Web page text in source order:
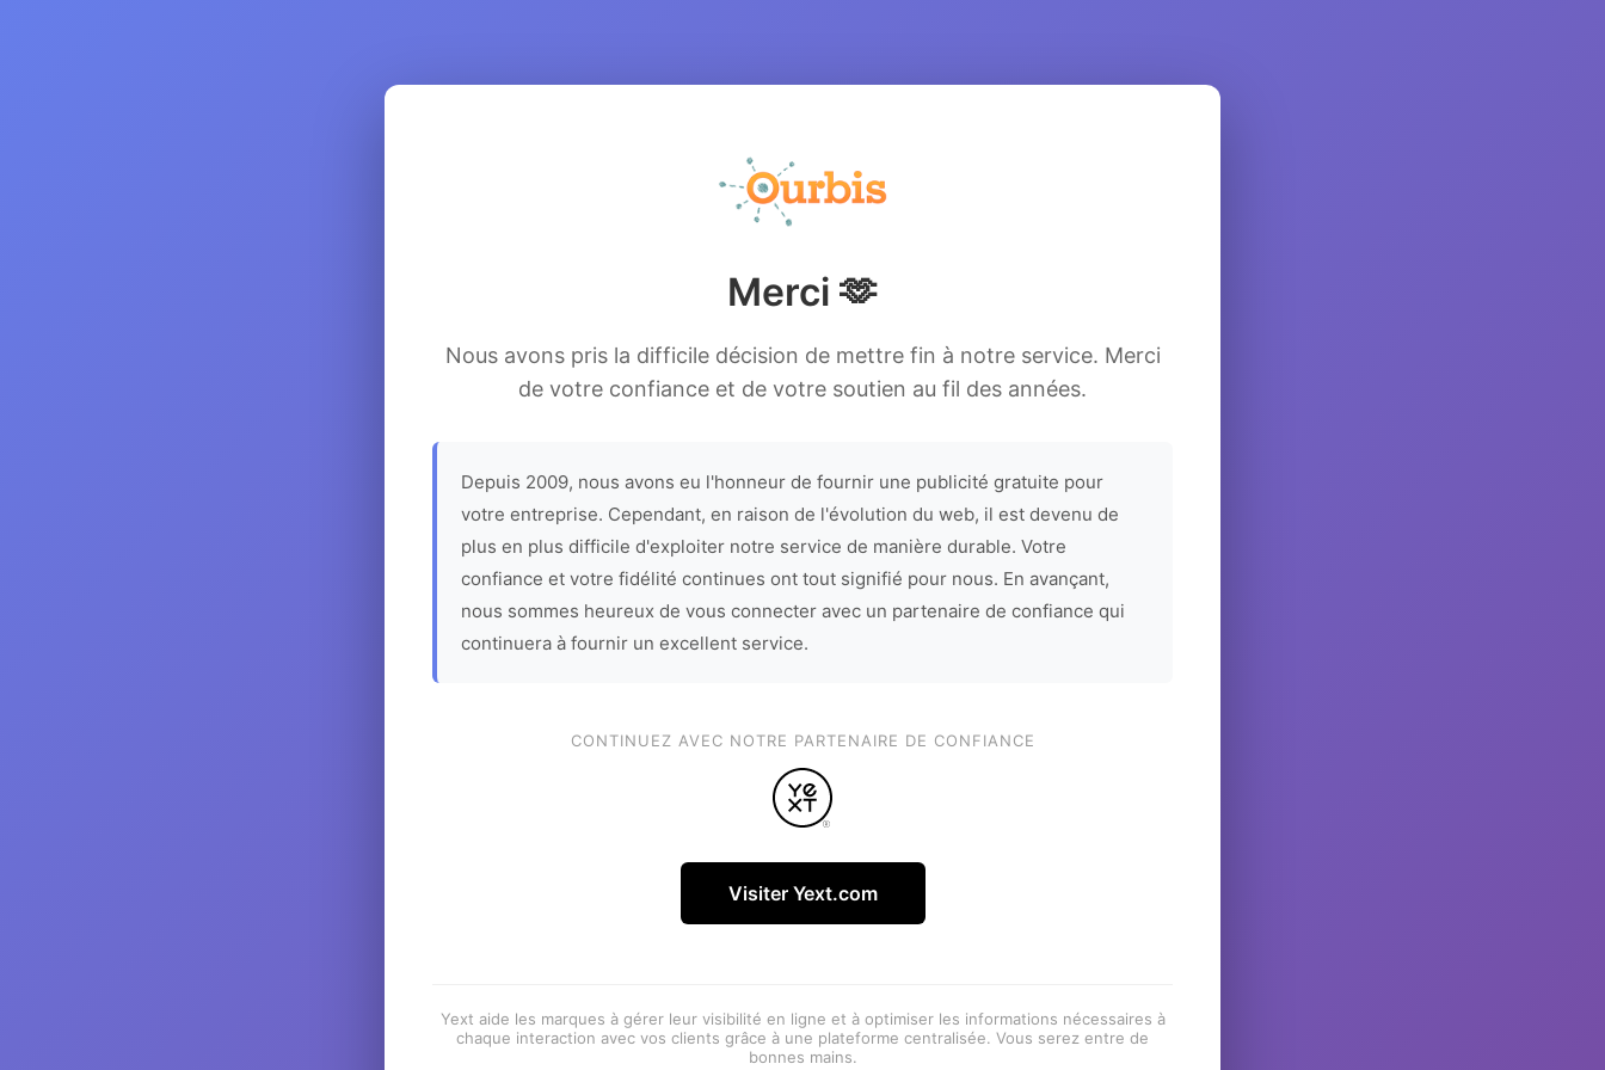
Merci 🫶
Nous avons pris la difficile décision de mettre fin à notre service. Merci
de votre confiance et de votre soutien au fil des années.
Depuis 2009, nous avons eu l'honneur de fournir une publicité gratuite pour
votre entreprise. Cependant, en raison de l'évolution du web, il est devenu de
plus en plus difficile d'exploiter notre service de manière durable. Votre
confiance et votre fidélité continues ont tout signifié pour nous. En avançant,
nous sommes heureux de vous connecter avec un partenaire de confiance qui
continuera à fournir un excellent service.
CONTINUEZ AVEC NOTRE PARTENAIRE DE CONFIANCE
Visiter Yext.com
Yext aide les marques à gérer leur visibilité en ligne et à optimiser les informations nécessaires à
chaque interaction avec vos clients grâce à une plateforme centralisée. Vous serez entre de
bonnes mains.